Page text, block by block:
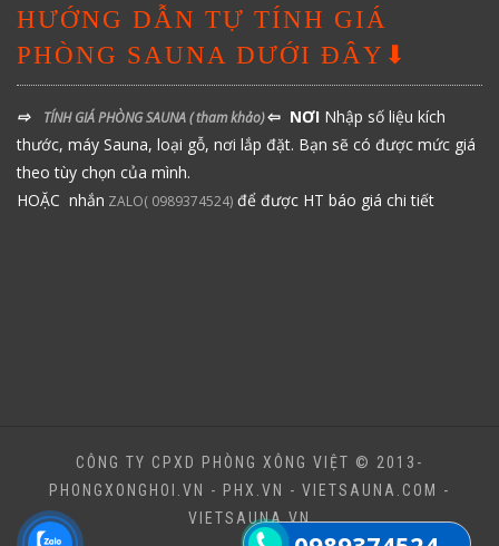
HƯỚNG DẪN TỰ TÍNH GIÁ
PHÒNG SAUNA DƯỚI ĐÂY⬇
⇨ TÍNH GIÁ PHÒNG SAUNA( tham khảo)⇦ NƠI Nhập số liệu kích
thước, máy Sauna, loại gỗ, nơi lắp đặt. Bạn sẽ có được mức giá
theo tùy chọn của mình.
HOẶC nhắn ZALO( 0989374524) để được HT báo giá chi tiết
CÔNG TY CPXD PHÒNG XÔNG VIỆT © 2013-
PHONGXONGHOI.VN - PHX.VN - VIETSAUNA.COM -
VIETSAUNA.VN